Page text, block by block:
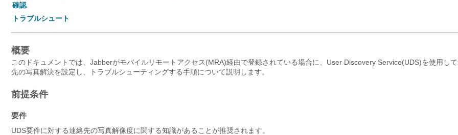
確認
トラブルシュート
概要
このドキュメントでは、Jabberがモバイルリモートアクセス(MRA)経由で登録されている場合に、User Discovery Service(UDS)を使用し
先の写真解決を設定し、トラブルシューティングする手順について説明します。
前提条件
要件
UDS要件に対する連絡先の写真解像度に関する知識があることが推奨されます。